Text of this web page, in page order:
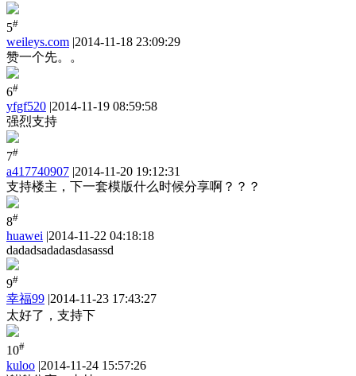
5#
weileys.com |2014-11-18 23:09:29
赞一个先。。
6#
yfgf520 |2014-11-19 08:59:58
强烈支持
7#
a417740907 |2014-11-20 19:12:31
支持楼主，下一套模版什么时候分享啊？？？
8#
huawei |2014-11-22 04:18:18
dadadsadadasdasassd
9#
幸福99 |2014-11-23 17:43:27
太好了，支持下
10#
kuloo |2014-11-24 15:57:26